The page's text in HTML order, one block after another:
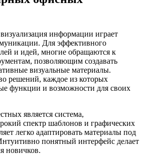
информации играет
Для эффективного
и идей, многие обращаются к
позволяющим создавать
визуальные материалы.
решений, каждое из которых
функции и возможности для своих
является система,
спектр шаблонов и графических
легко адаптировать материалы под
понятный интерфейс делает
новичков.